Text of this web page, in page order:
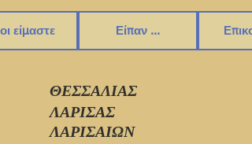
είμαστε Είπαν ...
ΘΕΣΣΑΛΙΑΣ
ΛΑΡΙΣΑΣ
ΛΑΡΙΣΑΙΩΝ